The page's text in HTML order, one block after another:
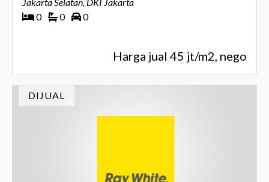
0
0 0
Harga jual 45 jt/m2, nego
DIJUAL